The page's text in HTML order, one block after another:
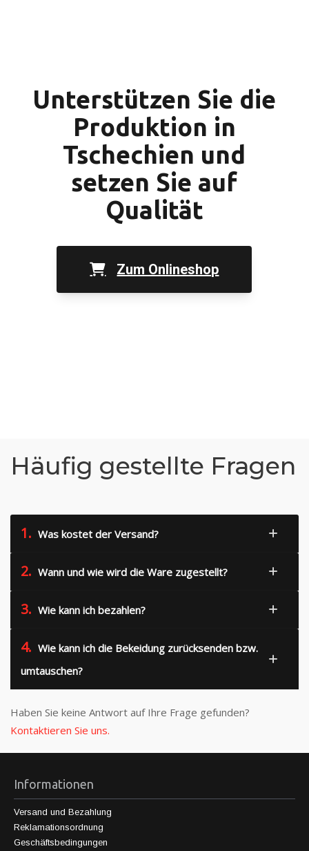
Unterstützen Sie die
Produktion in
Tschechien und
setzen Sie auf
Qualität
Zum Onlineshop
Häufig gestellte Fragen
1. Was kostet der Versand?
2. Wann und wie wird die Ware zugestellt?
3. Wie kann ich bezahlen?
4. Wie kann ich die Bekeidung zurücksenden bzw.
umtauschen?
Haben Sie keine Antwort auf Ihre Frage gefunden?
Kontaktieren Sie uns.
Informationen
Versand und Bezahlung
Reklamationsordnung
Geschäftsbedingungen